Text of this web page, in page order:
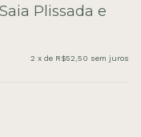
Plissada e
2 x de R$52,50 sem juros